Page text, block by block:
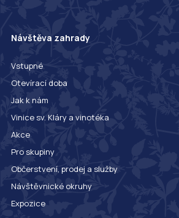
Návštěva zahrady
Vstupné
Otevírací doba
Jak k nám
Vinice sv. Kláry a vinotéka
Akce
Pro skupiny
Občerstvení, prodej a služby
Návštěvnické okruhy
Expozice